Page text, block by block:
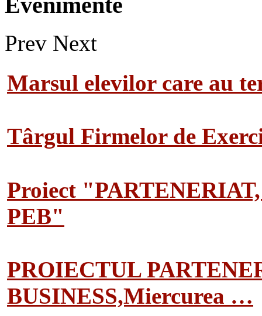
Prev Next
Marsul elevilor care au
Târgul Firmelor de
Proiect
PEB"
PROIECTUL
BUSINESS,Miercurea …